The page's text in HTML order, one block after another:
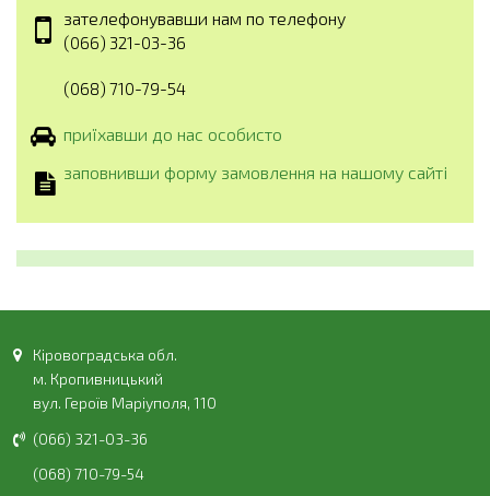
зателефонувавши нам по телефону
(066) 321-03-36
(068) 710-79-54
приїхавши до нас особисто
заповнивши форму замовлення на нашому сайті
Кіровоградська обл.
м. Кропивницький
вул. Героїв Маріуполя, 110
(066) 321-03-36
(068) 710-79-54